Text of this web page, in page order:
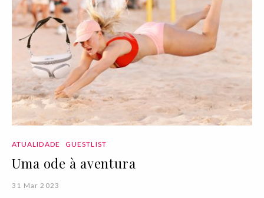
ATUALIDADE GUESTLIST
Uma ode à aventura
31 Mar 2023